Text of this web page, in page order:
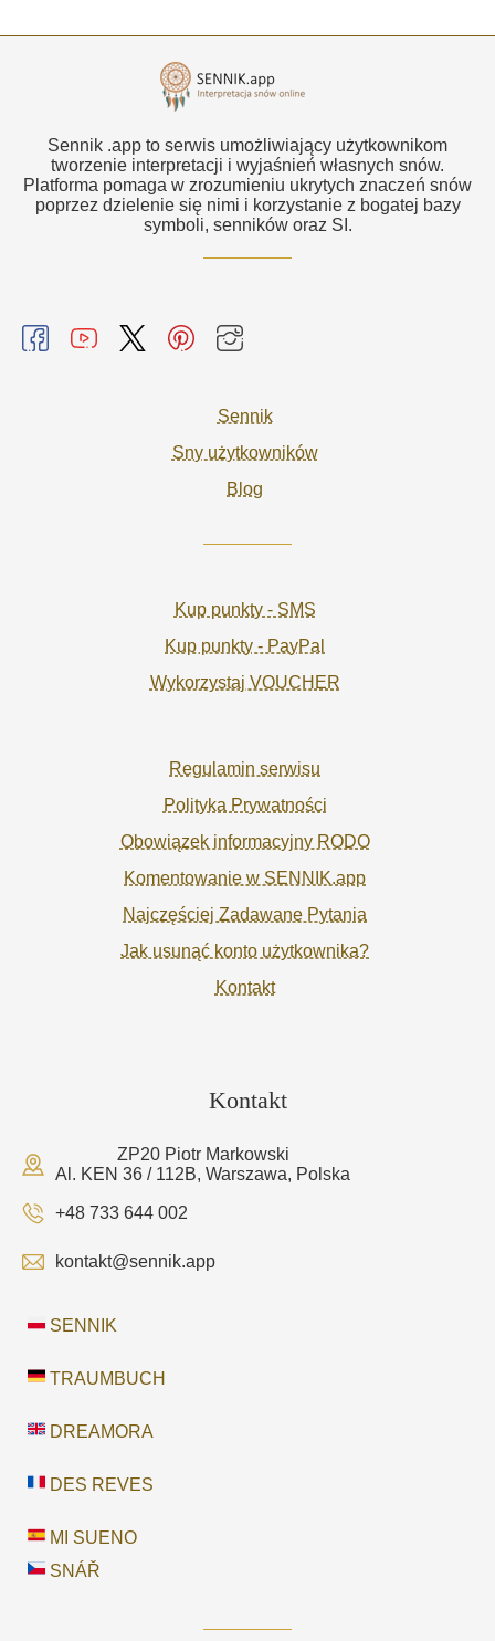
Sennik .app to serwis umożliwiający użytkownikom
tworzenie interpretacji i wyjaśnień własnych snów.
Platforma pomaga w zrozumieniu ukrytych znaczeń snów
poprzez dzielenie się nimi i korzystanie z bogatej bazy
symboli, senników oraz SI.
Sennik
Sny użytkowników
Blog
Kup punkty - SMS
Kup punkty - PayPal
Wykorzystaj VOUCHER
Regulamin serwisu
Polityka Prywatności
Obowiązek informacyjny RODO
Komentowanie w SENNIK.app
Najczęściej Zadawane Pytania
Jak usunąć konto użytkownika?
Kontakt
Kontakt
ZP20 Piotr Markowski
Al. KEN 36 / 112B, Warszawa, Polska
+48 733 644 002
kontakt@sennik.app
SENNIK
TRAUMBUCH
DREAMORA
DES REVES
MI SUENO
SNÁŘ